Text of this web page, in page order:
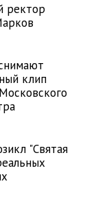
ректор
клип
"Святая